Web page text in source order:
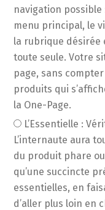
navigation
menu principal, le
la rubrique désirée
toute seule. Votre
page, sans
produits qui
la One-Page.
L’Essentielle :
L’internaute aura
du produit phare
qu’une succincte
essentielles, en
d’aller plus loin en